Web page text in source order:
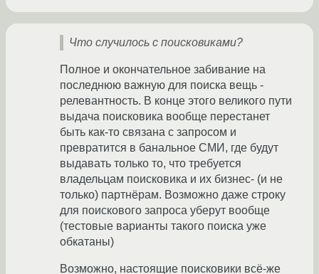
Что случилось с поисковиками?
Полное и окончательное забивание на
последнюю важную для поиска вещь -
релевантность. В конце этого великого пути
выдача поисковика вообще перестанет
быть как-то связана с запросом и
превратится в банальное СМИ, где будут
выдавать только то, что требуется
владельцам поисковика и их бизнес- (и не
только) партнёрам. Возможно даже строку
для поискового запроса уберут вообще
(тестовые варианты такого поиска уже
обкатаны)
Возможно, настоящие поисковики всё-же